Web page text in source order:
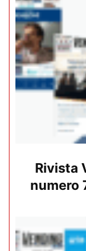
Rivista
numero